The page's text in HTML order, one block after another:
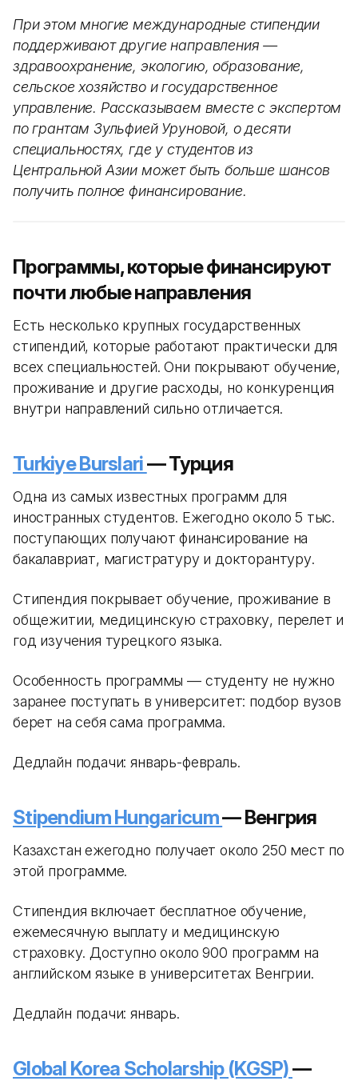
При этом многие международные стипендии
поддерживают другие направления —
здравоохранение, экологию, образование,
сельское хозяйство и государственное
управление. Рассказываем вместе с экспертом
по грантам Зульфией Уруновой, о десяти
специальностях, где у студентов из
Центральной Азии может быть больше шансов
получить полное финансирование.
Программы, которые финансируют
почти любые направления
Есть несколько крупных государственных
стипендий, которые работают практически для
всех специальностей. Они покрывают обучение,
проживание и другие расходы, но конкуренция
внутри направлений сильно отличается.
Turkiye Burslari— Турция
Одна из самых известных программ для
иностранных студентов. Ежегодно около 5 тыс.
поступающих получают финансирование на
бакалавриат, магистратуру и докторантуру.
Стипендия покрывает обучение, проживание в
общежитии, медицинскую страховку, перелет и
год изучения турецкого языка.
Особенность программы — студенту не нужно
заранее поступать в университет: подбор вузов
берет на себя сама программа.
Дедлайн подачи: январь-февраль.
Stipendium Hungaricum— Венгрия
Казахстан ежегодно получает около 250 мест по
этой программе.
Стипендия включает бесплатное обучение,
ежемесячную выплату и медицинскую
страховку. Доступно около 900 программ на
английском языке в университетах Венгрии.
Дедлайн подачи: январь.
Global Korea Scholarship (KGSP)—